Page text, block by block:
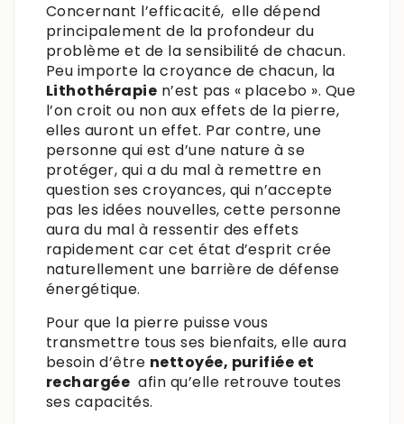
Concernant l’efficacité, elle dépend
principalement de la profondeur du
problème et de la sensibilité de chacun.
Peu importe la croyance de chacun, la
Lithothérapie n’est pas « placebo ». Que
l’on croit ou non aux effets de la pierre,
elles auront un effet. Par contre, une
personne qui est d’une nature à se
protéger, qui a du mal à remettre en
question ses croyances, qui n’accepte
pas les idées nouvelles, cette personne
aura du mal à ressentir des effets
rapidement car cet état d’esprit crée
naturellement une barrière de défense
énergétique.
Pour que la pierre puisse vous
transmettre tous ses bienfaits, elle aura
besoin d’être nettoyée, purifiée et
rechargée afin qu’elle retrouve toutes
ses capacités.